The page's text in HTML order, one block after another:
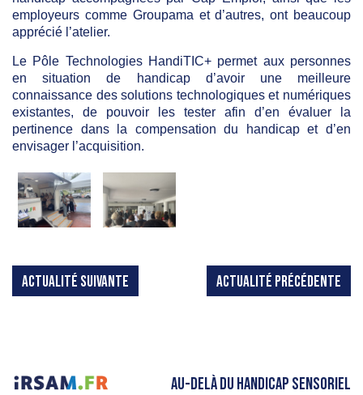
employeurs comme Groupama et d’autres, ont beaucoup
apprécié l’atelier.
Le Pôle Technologies HandiTIC+ permet aux personnes
en situation de handicap d’avoir une meilleure
connaissance des solutions technologiques et numériques
existantes, de pouvoir les tester afin d’en évaluer la
pertinence dans la compensation du handicap et d’en
envisager l’acquisition.
ACTUALITÉ SUIVANTE ACTUALITÉ PRÉCÉDENTE
AU-DELÀ DU HANDICAP SENSORIEL